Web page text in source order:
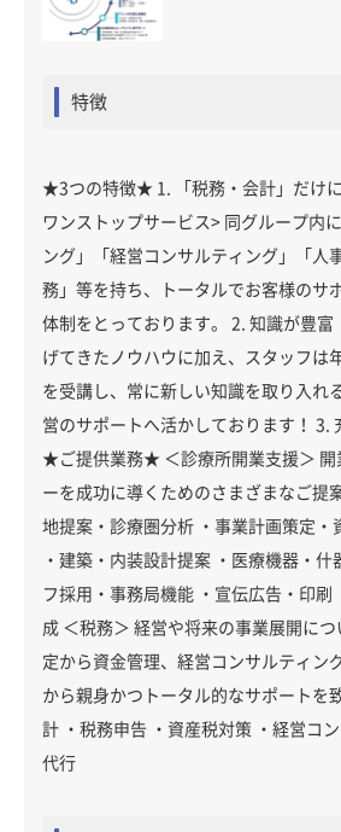
特徴
★3つの特徴★ 1. 「税務・会計」だけ
ワンストップサービス> 同グループ内
ング」「経営コンサルティング」「人
務」等を持ち、トータルでお客様のサ
体制をとっております。 2. 知識が豊
げてきたノウハウに加え、スタッフは
を受講し、常に新しい知識を取り入れ
営のサポートへ活かしております！
★ご提供業務★ ＜診療所開業支援＞ 開
ーを成功に導くためのさまざまなご提
地提案・診療圏分析 ・事業計画策定・
・建築・内装設計提案 ・医療機器・什
フ採用・事務局機能 ・宣伝広告・印刷
成 ＜税務＞ 経営や将来の事業展開に
定から資金管理、経営コンサルティン
から親身かつトータル的なサポートを
計 ・税務申告 ・資産税対策 ・経営コ
代行